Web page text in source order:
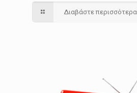
Διαβάστε περισσότερα